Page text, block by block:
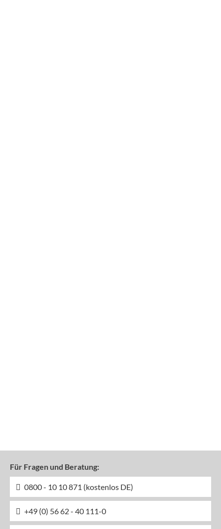
Für Fragen und Beratung:
0800 - 10 10 871 (kostenlos DE)
+49 (0) 56 62 - 40 111-0